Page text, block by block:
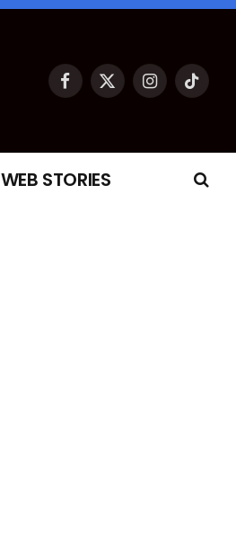
Facebook
X
Instagram
TikTok
WEB STORIES